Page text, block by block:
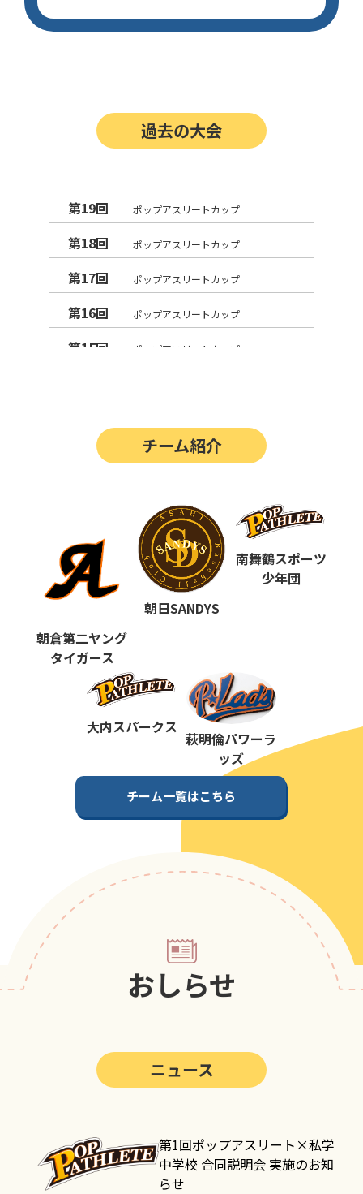
過去の大会
第19回 ポップアスリートカップ
第18回 ポップアスリートカップ
第17回 ポップアスリートカップ
第16回 ポップアスリートカップ
第15回 ポップアスリートカップ
第12回 決勝戦の動画はこちらから
ポップアスリートカップ
第10回 ポップアスリートカップ
第9回 ポップアスリートカップ
第7回
第6回 ポップアスリートカップ
第5回 ポップアスリートカップ
ポップアスリートカップ
ポップアスリートカップ
ポップアスリートカップ
チーム紹介
朝倉第二ヤング
タイガース
朝日SANDYS
南舞鶴スポーツ
少年団
大内スパークス
萩明倫パワーラ
ッズ
チーム一覧はこちら
おしらせ
ニュース
第1回ポップアスリート×私学
中学校 合同説明会 実施のお知
らせ